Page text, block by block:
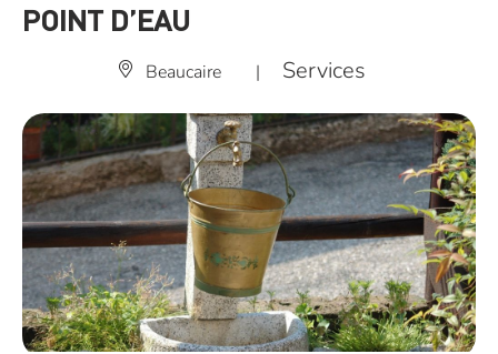
POINT D’EAU
Beaucaire | Services